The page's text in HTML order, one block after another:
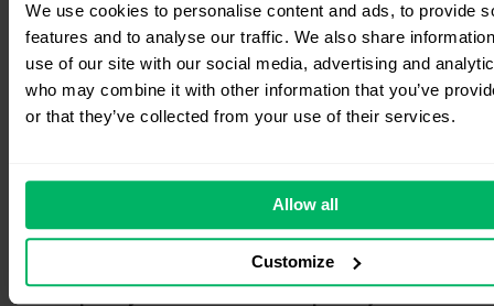
We use cookies to personalise content and ads, to provide
features and to analyse our traffic. We also share
use of our site with our social media, advertising and
who may combine it with other information that you’ve
or that they’ve collected from your use of their services.
Allow all
Customize
złotych. Skontaktuj
się z nami i uzyskaj
rozwiązania
są to jedynie
funkcjonalne
prototypu
działanie aplikacji.
responsywność
Tworzenie
aplikacji od